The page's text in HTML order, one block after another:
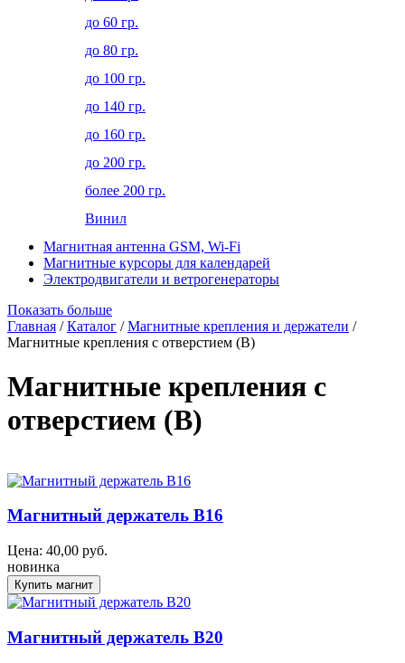
до 60 гр.
до 80 гр.
до 100 гр.
до 140 гр.
до 160 гр.
до 200 гр.
более 200 гр.
Винил
Магнитная антенна GSM, Wi-Fi
Магнитные курсоры для календарей
Электродвигатели и ветрогенераторы
Показать больше
Главная /Каталог /Магнитные крепления и держатели /
Магнитные крепления с отверстием (В)
Магнитные крепления с
отверстием (В)
Магнитный держатель B16
Цена: 40,00 руб.
новинка
Магнитный держатель B20